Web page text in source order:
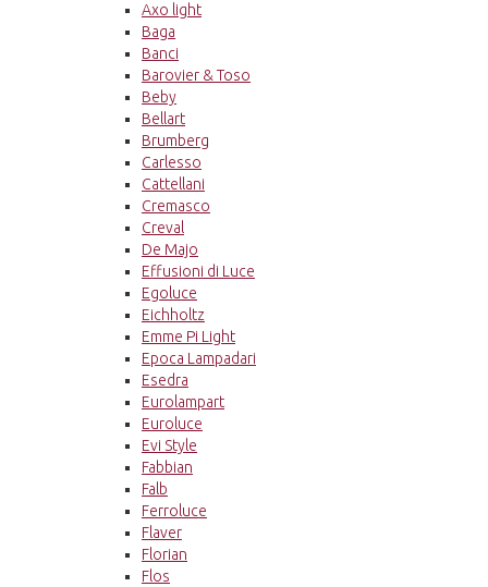
Axo light
Baga
Banci
Barovier & Toso
Beby
Bellart
Brumberg
Carlesso
Cattellani
Cremasco
Creval
De Majo
Effusioni di Luce
Egoluce
Eichholtz
Emme Pi Light
Epoca Lampadari
Esedra
Eurolampart
Euroluce
Evi Style
Fabbian
Falb
Ferroluce
Flaver
Florian
Flos